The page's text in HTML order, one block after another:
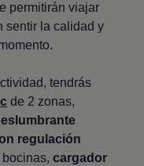
permitirán viajar
sentir la calidad y
tendrás
de 2 zonas,
regulación
bocinas,cargador